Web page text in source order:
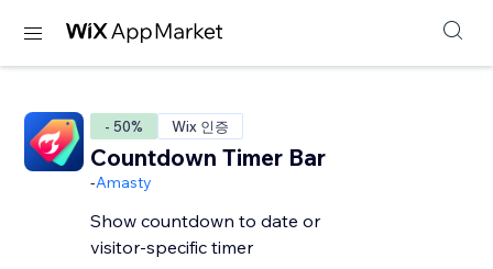
- 50% Wix 인증
Countdown Timer Bar
-Amasty
Show countdown to date or
visitor-specific timer